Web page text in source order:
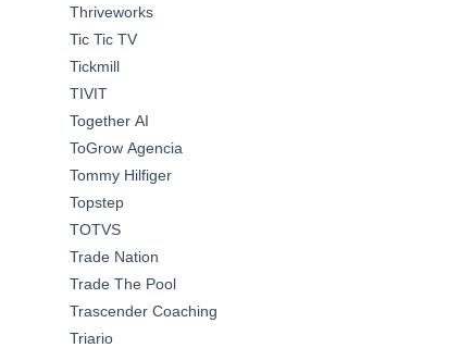
Thriveworks
Tic Tic TV
Tickmill
TIVIT
Together AI
ToGrow Agencia
Tommy Hilfiger
Topstep
TOTVS
Trade Nation
Trade The Pool
Trascender Coaching
Triario